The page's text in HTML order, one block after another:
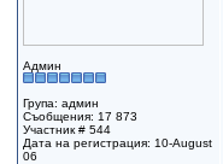
Админ
Група: админ
Съобщения: 17 873
Участник # 544
Дата на регистрация: 10-August
06